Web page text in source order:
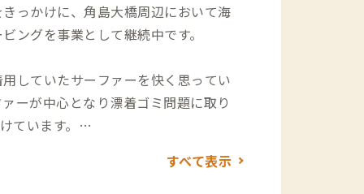
っかけに、角島大橋周辺において海
ングを事業として継続中です。
していたサーファーを快く思ってい
ーが中心となり漂着ゴミ問題に取り
います。
遊ぶ体験に恵まれない子どもたちも
すべて表示